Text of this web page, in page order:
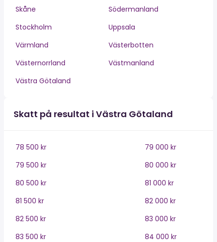
Skåne
Södermanland
Stockholm
Uppsala
Värmland
Västerbotten
Västernorrland
Västmanland
Västra Götaland
Skatt på resultat i Västra Götaland
78 500 kr
79 000 kr
79 500 kr
80 000 kr
80 500 kr
81 000 kr
81 500 kr
82 000 kr
82 500 kr
83 000 kr
83 500 kr
84 000 kr